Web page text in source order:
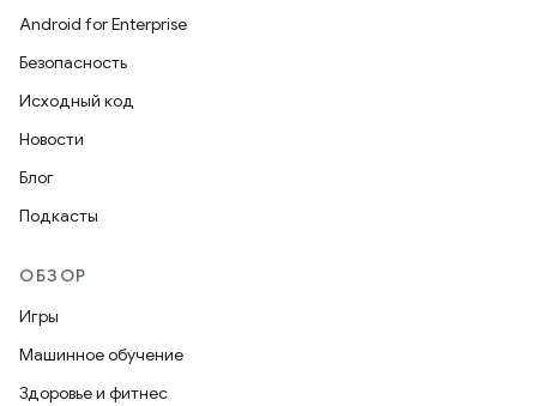
Android for Enterprise
Безопасность
Исходный код
Новости
Блог
Подкасты
ОБЗОР
Игры
Машинное обучение
Здоровье и фитнес